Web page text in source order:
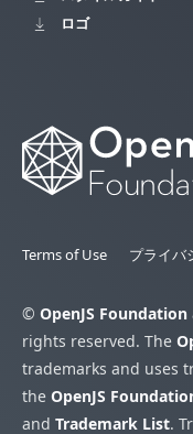
ロゴ
Terms of Use プライバ
© OpenJS Foundation
rights reserved. The
trademarks and uses
the OpenJS
and Trademark List.